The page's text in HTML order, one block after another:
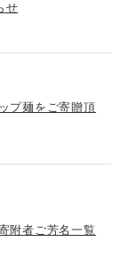
せ
プ麺をご寄贈頂
附者ご芳名一覧